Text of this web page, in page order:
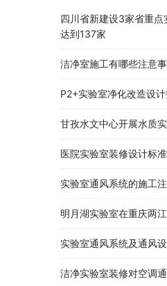
四川省新建设3家省重
达到137家
洁净室施工有哪些注意
P2+实验室净化改造设
甘孜水文中心开展水质
医院实验室装修设计标
实验室通风系统的施工
明月湖实验室在重庆两
实验室通风系统及通风
洁净实验室装修对空调